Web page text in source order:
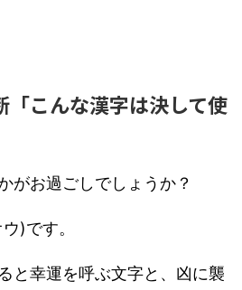
「こんな漢字は決して使
がお過ごしでしょうか？
)です。
と幸運を呼ぶ文字と、凶に襲